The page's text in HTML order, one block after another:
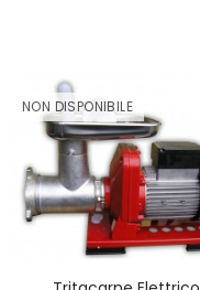
NON DISPONIBILE